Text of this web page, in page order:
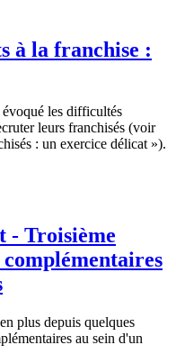
à la franchise :
les difficultés
leurs franchisés (voir
: un exercice délicat »).
- Troisième
complémentaires
plus depuis quelques
au sein d'un